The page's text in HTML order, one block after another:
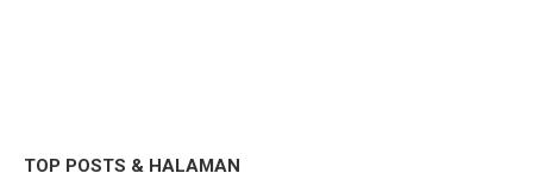
TOP POSTS & HALAMAN